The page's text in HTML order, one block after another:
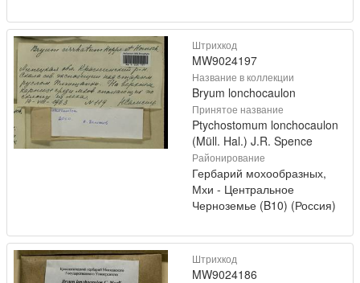
Штрихкод
MW9024197
Название в коллекции
Bryum lonchocaulon
Принятое название
Ptychostomum lonchocaulon
(Müll. Hal.) J.R. Spence
Районирование
Гербарий мохообразных,
Мхи - Центральное
Черноземье (B10) (Россия)
Штрихкод
MW9024186